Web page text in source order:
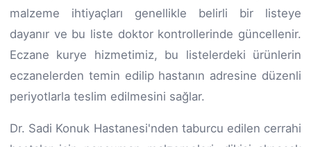
malzeme ihtiyaçları genellikle belirli bir listeye
dayanır ve bu liste doktor kontrollerinde güncellenir.
Eczane kurye hizmetimiz, bu listelerdeki ürünlerin
eczanelerden temin edilip hastanın adresine düzenli
periyotlarla teslim edilmesini sağlar.
Dr. Sadi Konuk Hastanesi'nden taburcu edilen cerrahi